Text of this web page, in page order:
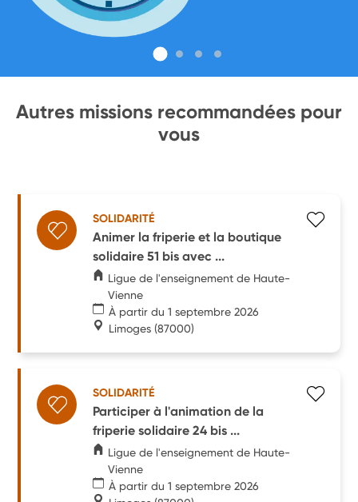
Autres missions recommandées pour
vous
SOLIDARITÉ
Animer la friperie et la boutique
solidaire 51 bis avec ...
Ligue de l'enseignement de Haute-
Vienne
À partir du 1 septembre 2026
Limoges (87000)
SOLIDARITÉ
Participer à l'animation de la
friperie solidaire 24 bis ...
Ligue de l'enseignement de Haute-
Vienne
À partir du 1 septembre 2026